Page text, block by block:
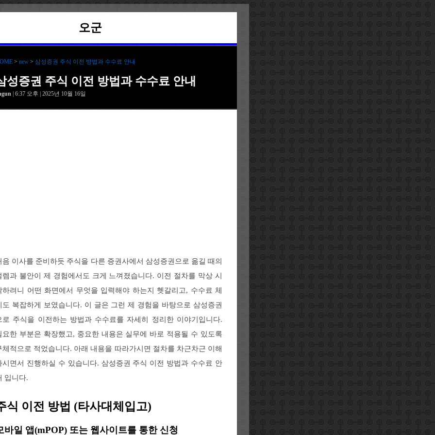
오군
> new > 삼성증권 주식 이전 방법과 수수료 안내
성증권 주식 이전 방법과 수수료 안내
| 6:37 오후 | 2025년 10월 16일
음 이사를 준비하듯 주식을 다른 증권사에서 삼성증권으로 옮길 때의
렘과 불안이 제 경험에서도 크게 느껴졌습니다. 이전 절차를 막상 시
하려니 어떤 화면에서 무엇을 입력해야 하는지 헷갈리고, 수수료 체
도 복잡하게 보였습니다. 이 글은 그런 제 경험을 바탕으로 삼성증권
로 주식을 이전하는 방법과 수수료를 자세히 정리한 이야기입니다.
요한 부분은 확장했고, 중요한 내용은 실무에 바로 적용될 수 있도록
체적으로 적었습니다. 아래 내용을 따라가시면 절차를 차근차근 이해
시면서 진행하실 수 있습니다. 삼성증권 주식 이전 방법과 수수료 안
입니다.
식 이전 방법 (타사대체입고)
바일 앱(mPOP) 또는 웹사이트를 통한 신청